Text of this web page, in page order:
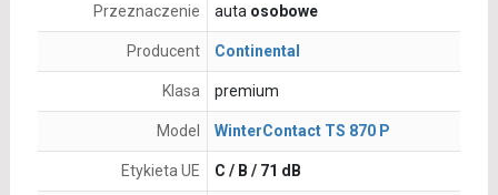
Przeznaczenie auta osobowe
Producent Continental
Klasa premium
Model WinterContact TS 870 P
Etykieta UE C / B / 71 dB